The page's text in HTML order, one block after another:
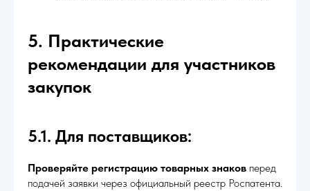
5. Практические
рекомендации для участников
закупок
5.1. Для поставщиков:
Проверяйте регистрацию товарных знаков перед
подачей заявки через официальный реестр Роспатента.